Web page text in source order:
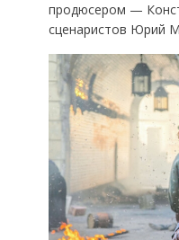
продюсером —
сценаристов Юрий